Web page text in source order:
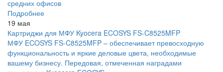
средних офисов
Подробнее
19 мая
Картриджи для МФУ Kyocera ECOSYS FS-C8525MFP
МФУ ECOSYS FS-C8525MFP – обеспечивает превосходную
функциональность и яркие деловые цвета, необходимые
вашему бизнесу. Передовая, отмеченная наградами